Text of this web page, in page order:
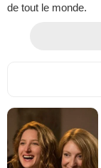
de tout le monde.